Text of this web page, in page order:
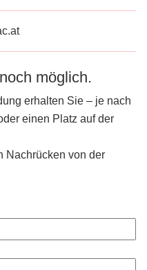
möglich.
erhalten Sie – je nach
einen Platz auf der
Nachrücken von der